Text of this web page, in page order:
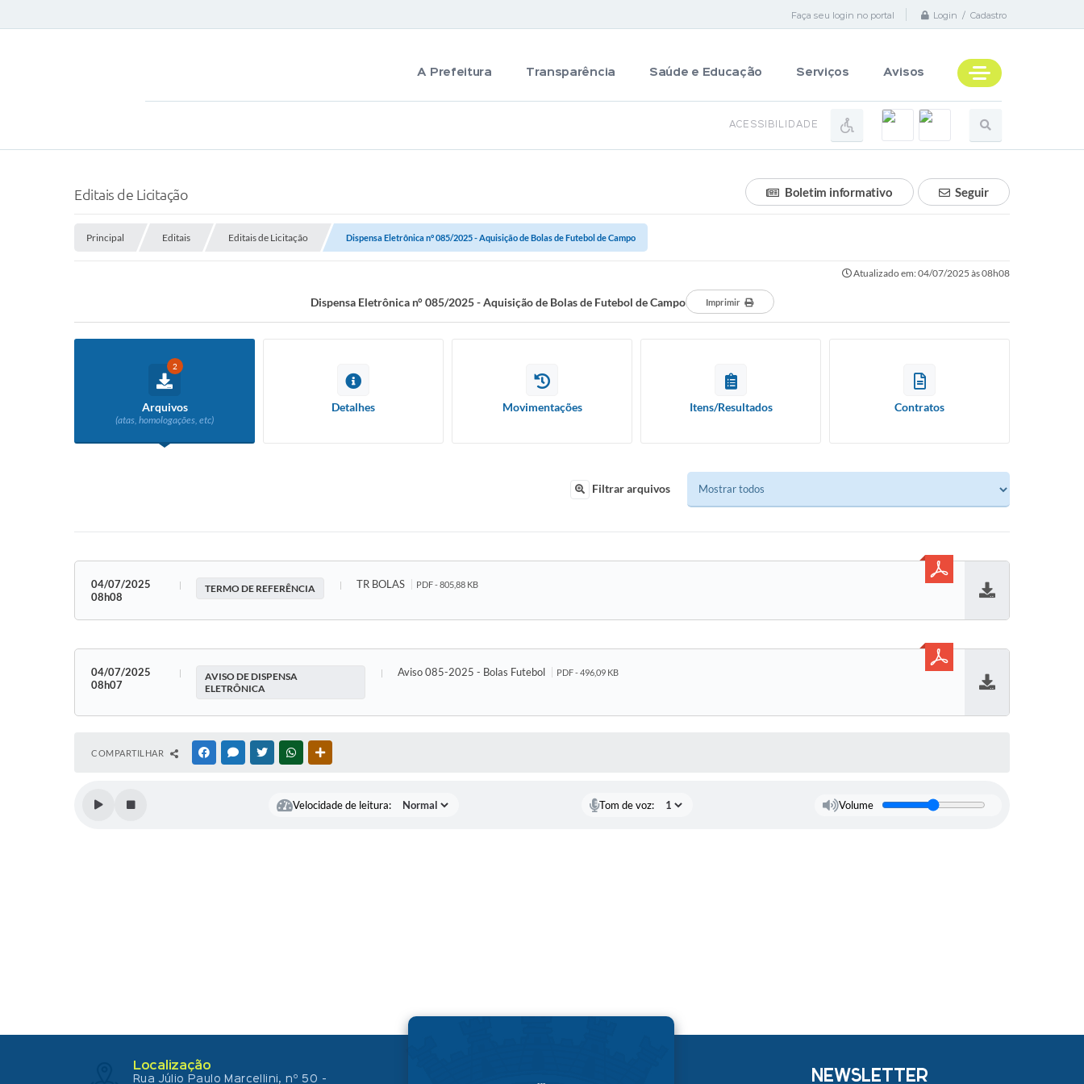
Faça seu login no portal Login / Cadastro
A Prefeitura Transparência Saúde e Educação Serviços Avisos
ACESSIBILIDADE
Editais de Licitação Seguir
Boletim informativo
Principal Editais Editais de Licitação Dispensa Eletrônica n° 085/2025 - Aquisição de Bolas de Futebol de Campo
Atualizado em: 04/07/2025 às 08h08
Dispensa Eletrônica n° 085/2025 - Aquisição de Bolas de Futebol de Campo Imprimir
2
Arquivos
(atas, homologações, etc)
Detalhes Movimentações Itens/Resultados Contratos
Filtrar arquivos
04/07/2025
08h08
TERMO DE REFERÊNCIA TR BOLAS PDF - 805,88 KB
04/07/2025
08h07
AVISO DE DISPENSA
ELETRÔNICA
Aviso 085-2025 - Bolas Futebol PDF - 496,09 KB
COMPARTILHAR FACEBOOKMESSENGER
TWITTERWHATSAPP
Velocidade de leitura: Tom de voz: Volume
Localização
Rua Júlio Paulo Marcellini, nº 50 - NEWSLETTER